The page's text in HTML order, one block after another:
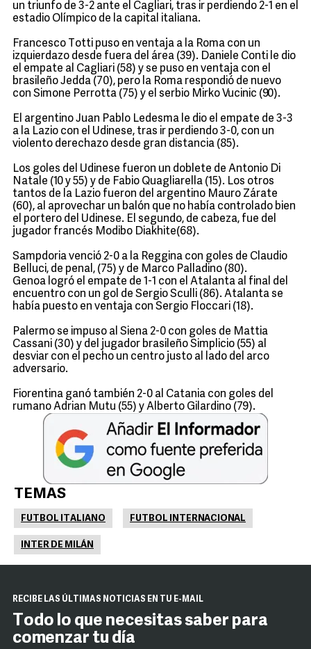
un triunfo de 3-2 ante el Cagliari, tras ir perdiendo 2-1 en el
estadio Olímpico de la capital italiana.
Francesco Totti puso en ventaja a la Roma con un
izquierdazo desde fuera del área (39). Daniele Conti le dio
el empate al Cagliari (58) y se puso en ventaja con el
brasileño Jedda (70), pero la Roma respondió de nuevo
con Simone Perrotta (75) y el serbio Mirko Vucinic (90).
El argentino Juan Pablo Ledesma le dio el empate de 3-3
a la Lazio con el Udinese, tras ir perdiendo 3-0, con un
violento derechazo desde gran distancia (85).
Los goles del Udinese fueron un doblete de Antonio Di
Natale (10 y 55) y de Fabio Quagliarella (15). Los otros
tantos de la Lazio fueron del argentino Mauro Zárate
(60), al aprovechar un balón que no había controlado bien
el portero del Udinese. El segundo, de cabeza, fue del
jugador francés Modibo Diakhite(68).
Sampdoria venció 2-0 a la Reggina con goles de Claudio
Belluci, de penal, (75) y de Marco Palladino (80).
Genoa logró el empate de 1-1 con el Atalanta al final del
encuentro con un gol de Sergio Sculli (86). Atalanta se
había puesto en ventaja con Sergio Floccari (18).
Palermo se impuso al Siena 2-0 con goles de Mattia
Cassani (30) y del jugador brasileño Simplicio (55) al
desviar con el pecho un centro justo al lado del arco
adversario.
Fiorentina ganó también 2-0 al Catania con goles del
rumano Adrian Mutu (55) y Alberto Gilardino (79).
TEMAS
FUTBOL ITALIANO FUTBOL INTERNACIONAL
INTER DE MILÁN
RECIBE LAS ÚLTIMAS NOTICIAS EN TU E-MAIL
Todo lo que necesitas saber para
comenzar tu día